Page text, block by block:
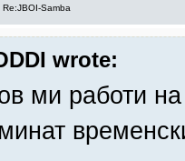
Re:JBOI-Samba
wrote:
ми работи